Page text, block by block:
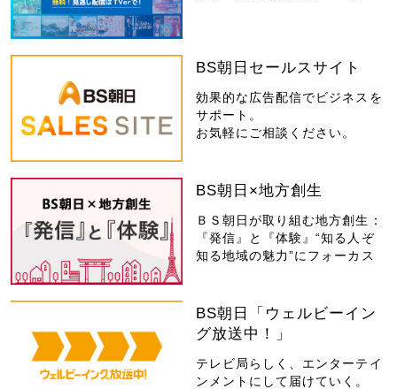
BS朝日セールスサイト
効果的な広告配信でビジネスを
サポート。
お気軽にご相談ください。
BS朝日×地方創生
ＢＳ朝日が取り組む地方創生：
『発信』と『体験』“知る人ぞ
知る地域の魅力”にフォーカス
BS朝日「ウェルビーイン
グ放送中！」
テレビ局らしく、エンターテイ
ンメントにして届けていく。